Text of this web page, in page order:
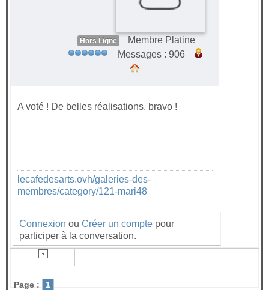
Hors Ligne
Membre Platine
Messages : 906
A voté ! De belles réalisations. bravo !
lecafedesarts.ovh/galeries-des-
membres/category/121-mari48
Connexion ou Créer un compte pour
participer à la conversation.
Page : 1